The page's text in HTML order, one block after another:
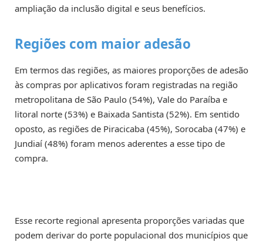
ampliação da inclusão digital e seus benefícios.
Regiões com maior adesão
Em termos das regiões, as maiores proporções de adesão
às compras por aplicativos foram registradas na região
metropolitana de São Paulo (54%), Vale do Paraíba e
litoral norte (53%) e Baixada Santista (52%). Em sentido
oposto, as regiões de Piracicaba (45%), Sorocaba (47%) e
Jundiaí (48%) foram menos aderentes a esse tipo de
compra.
Esse recorte regional apresenta proporções variadas que
podem derivar do porte populacional dos municípios que